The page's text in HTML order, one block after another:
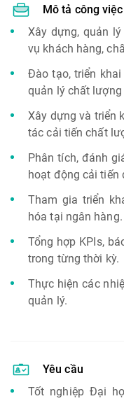
Mô tả công việc
Xây dựng, quản
vụ khách hàng,
Đào tạo, triển
quản lý chất
Xây dựng và triển
tác cải tiến chất
Phân tích, đánh
hoạt động cải tiến
Tham gia triển
hóa tại ngân hàng.
Tổng hợp KPIs,
trong từng thời kỳ.
Thực hiện các
quản lý.
Yêu cầu
Tốt nghiệp Đại